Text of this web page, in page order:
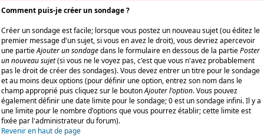
Comment puis-je créer un sondage ?
Créer un sondage est facile; lorsque vous postez un nouveau sujet (ou éditez le
premier message d'un sujet, si vous en avez le droit), vous devriez apercevoir
une partieAjouter un sondagedans le formulaire en dessous de la partiePoster
un nouveau sujet(si vous ne le voyez pas, c'est que vous n'avez probablement
pas le droit de créer des sondages). Vous devez entrer un titre pour le sondage
et au moins deux options (pour définir une option, entrez son nom dans le
champ approprié puis cliquez sur le boutonAjouter l'option. Vous pouvez
également définir une date limite pour le sondage; 0 est un sondage infini. Il y a
une limite pour le nombre d'options que vous pourrez établir; cette limite est
fixée par l'administrateur du forum).
Revenir en haut de page